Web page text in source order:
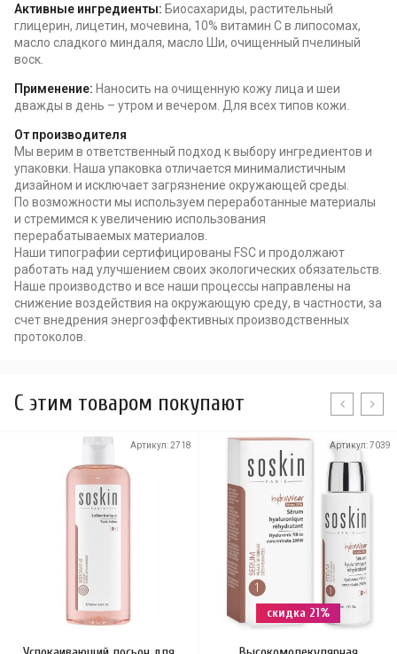
Активные ингредиенты: Биосахариды, растительный
глицерин, лицетин, мочевина, 10% витамин С в липосомах,
масло сладкого миндаля, масло Ши, очищенный пчелиный
воск.
Применение: Наносить на очищенную кожу лица и шеи
дважды в день – утром и вечером. Для всех типов кожи.
От производителя
Мы верим в ответственный подход к выбору ингредиентов и
упаковки. Наша упаковка отличается минималистичным
дизайном и исключает загрязнение окружающей среды.
По возможности мы используем переработанные материалы
и стремимся к увеличению использования
перерабатываемых материалов.
Наши типографии сертифицированы FSC и продолжают
работать над улучшением своих экологических обязательств.
Наше производство и все наши процессы направлены на
снижение воздействия на окружающую среду, в частности, за
счет внедрения энергоэффективных производственных
протоколов.
C этим товаром покупают
Артикул:2718 Артикул:7039
скидка 21%